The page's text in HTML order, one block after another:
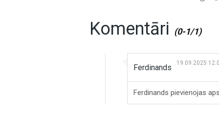
Komentāri (0-1/1)
Ferdinands 19.09.2025
Ferdinands pievienojas